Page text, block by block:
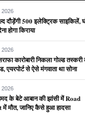
2026
दौड़ेंगी 500 इलेक्ट्रिक साइकिलें,
होगा किराया
2026
कारोबारी निकला गोल्ड तस्करी
एयरपोर्ट से ऐसे मंगवाता था सोना
2026
के बेटे आबान की झांसी में Road
मौत, जानिए कैसे हुआ हादसा